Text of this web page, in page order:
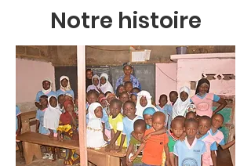
Notre histoire